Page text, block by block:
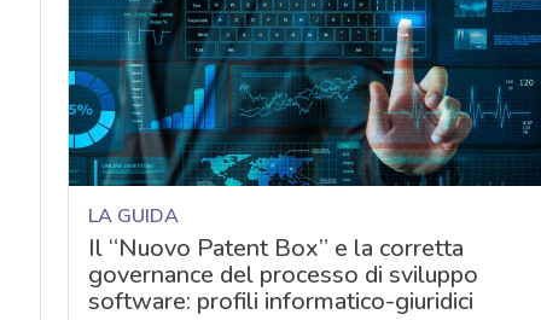
LA GUIDA
Il “Nuovo Patent Box” e la corretta
governance del processo di sviluppo
software: profili informatico-giuridici